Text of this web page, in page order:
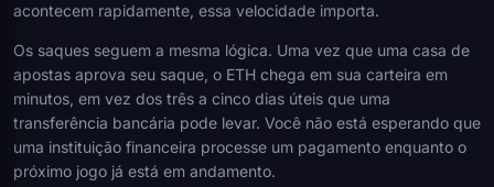
acontecem rapidamente, essa velocidade importa.
Os saques seguem a mesma lógica. Uma vez que uma casa de
apostas aprova seu saque, o ETH chega em sua carteira em
minutos, em vez dos três a cinco dias úteis que uma
transferência bancária pode levar. Você não está esperando que
uma instituição financeira processe um pagamento enquanto o
próximo jogo já está em andamento.